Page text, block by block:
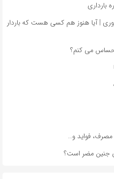
بارداری
| آیا هنوز هم کسی هست که باردار
احساس می کنم؟
مصرف، فواید و…
جنین مضر است؟